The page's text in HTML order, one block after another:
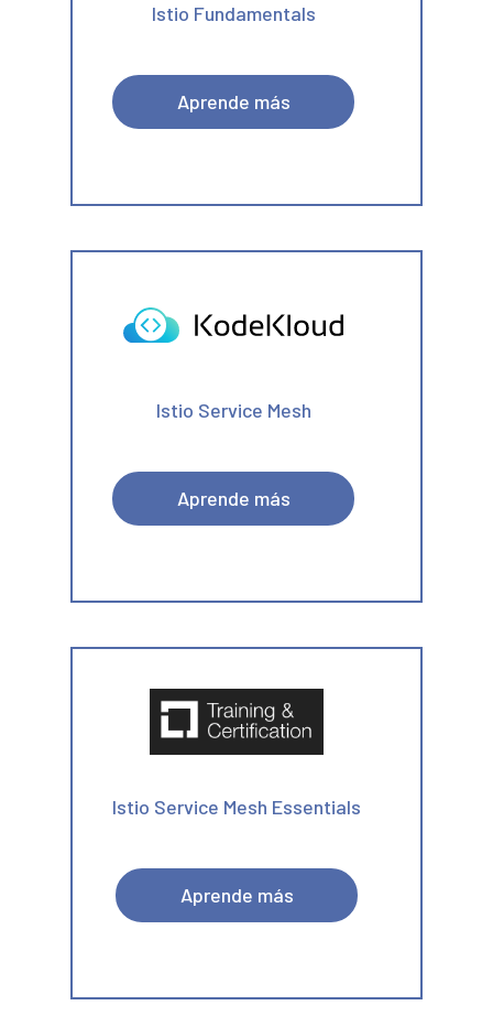
Istio Fundamentals
Aprende más
Istio Service Mesh
Aprende más
Istio Service Mesh Essentials
Aprende más